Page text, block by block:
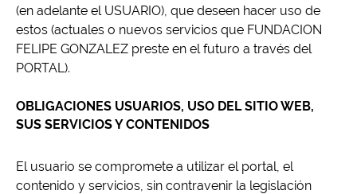
(en adelante el USUARIO), que deseen hacer uso de
estos (actuales o nuevos servicios que FUNDACION
FELIPE GONZALEZ preste en el futuro a través del
PORTAL).
OBLIGACIONES USUARIOS, USO DEL SITIO WEB,
SUS SERVICIOS Y CONTENIDOS
El usuario se compromete a utilizar el portal, el
contenido y servicios, sin contravenir la legislación